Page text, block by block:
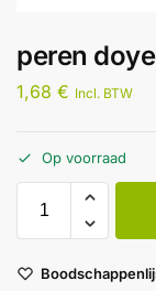
peren
1,68 € Incl. BTW
Op voorraad